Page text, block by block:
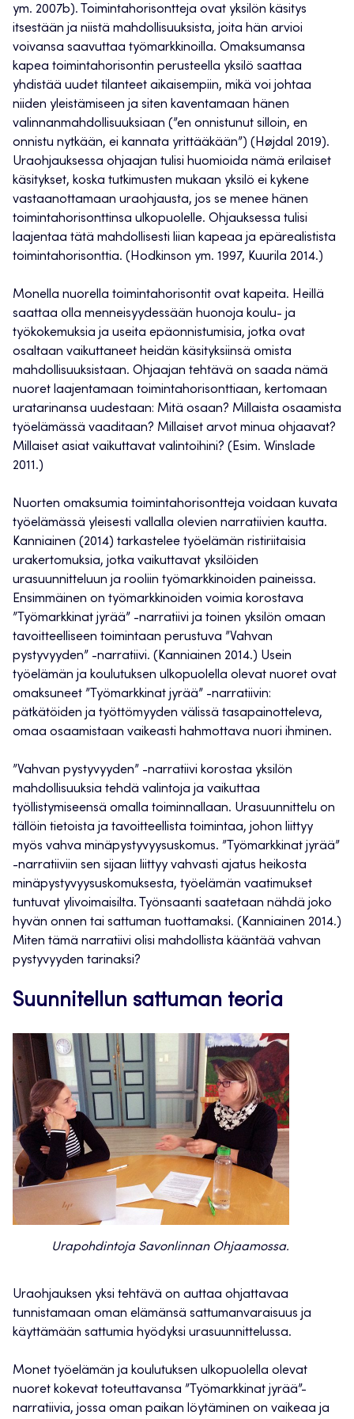
ym. 2007b). Toimintahorisontteja ovat yksilön käsitys
itsestään ja niistä mahdollisuuksista, joita hän arvioi
voivansa saavuttaa työmarkkinoilla. Omaksumansa
kapea toimintahorisontin perusteella yksilö saattaa
yhdistää uudet tilanteet aikaisempiin, mikä voi johtaa
niiden yleistämiseen ja siten kaventamaan hänen
valinnanmahdollisuuksiaan (”en onnistunut silloin, en
onnistu nytkään, ei kannata yrittääkään”) (Højdal 2019).
Uraohjauksessa ohjaajan tulisi huomioida nämä erilaiset
käsitykset, koska tutkimusten mukaan yksilö ei kykene
vastaanottamaan uraohjausta, jos se menee hänen
toimintahorisonttinsa ulkopuolelle. Ohjauksessa tulisi
laajentaa tätä mahdollisesti liian kapeaa ja epärealistista
toimintahorisonttia. (Hodkinson ym. 1997, Kuurila 2014.)
Monella nuorella toimintahorisontit ovat kapeita. Heillä
saattaa olla menneisyydessään huonoja koulu- ja
työkokemuksia ja useita epäonnistumisia, jotka ovat
osaltaan vaikuttaneet heidän käsityksiinsä omista
mahdollisuuksistaan. Ohjaajan tehtävä on saada nämä
nuoret laajentamaan toimintahorisonttiaan, kertomaan
uratarinansa uudestaan: Mitä osaan? Millaista osaamista
työelämässä vaaditaan? Millaiset arvot minua ohjaavat?
Millaiset asiat vaikuttavat valintoihini? (Esim. Winslade
2011.)
Nuorten omaksumia toimintahorisontteja voidaan kuvata
työelämässä yleisesti vallalla olevien narratiivien kautta.
Kanniainen (2014) tarkastelee työelämän ristiriitaisia
urakertomuksia, jotka vaikuttavat yksilöiden
urasuunnitteluun ja rooliin työmarkkinoiden paineissa.
Ensimmäinen on työmarkkinoiden voimia korostava
”Työmarkkinat jyrää” -narratiivi ja toinen yksilön omaan
tavoitteelliseen toimintaan perustuva ”Vahvan
pystyvyyden” -narratiivi. (Kanniainen 2014.) Usein
työelämän ja koulutuksen ulkopuolella olevat nuoret ovat
omaksuneet ”Työmarkkinat jyrää” -narratiivin:
pätkätöiden ja työttömyyden välissä tasapainotteleva,
omaa osaamistaan vaikeasti hahmottava nuori ihminen.
”Vahvan pystyvyyden” -narratiivi korostaa yksilön
mahdollisuuksia tehdä valintoja ja vaikuttaa
työllistymiseensä omalla toiminnallaan. Urasuunnittelu on
tällöin tietoista ja tavoitteellista toimintaa, johon liittyy
myös vahva minäpystyvyysuskomus. ”Työmarkkinat jyrää”
-narratiiviin sen sijaan liittyy vahvasti ajatus heikosta
minäpystyvyysuskomuksesta, työelämän vaatimukset
tuntuvat ylivoimaisilta. Työnsaanti saatetaan nähdä joko
hyvän onnen tai sattuman tuottamaksi. (Kanniainen 2014.)
Miten tämä narratiivi olisi mahdollista kääntää vahvan
pystyvyyden tarinaksi?
Suunnitellun sattuman teoria
Urapohdintoja Savonlinnan Ohjaamossa.
Uraohjauksen yksi tehtävä on auttaa ohjattavaa
tunnistamaan oman elämänsä sattumanvaraisuus ja
käyttämään sattumia hyödyksi urasuunnittelussa.
Monet työelämän ja koulutuksen ulkopuolella olevat
nuoret kokevat toteuttavansa ”Työmarkkinat jyrää”-
narratiivia, jossa oman paikan löytäminen on vaikeaa ja